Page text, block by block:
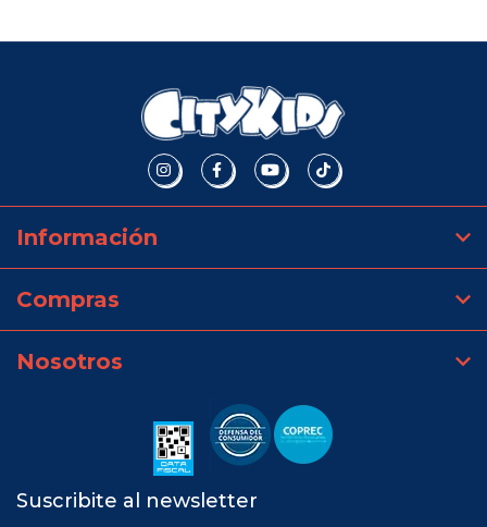
Información
Compras
Nosotros
Suscribite al newsletter